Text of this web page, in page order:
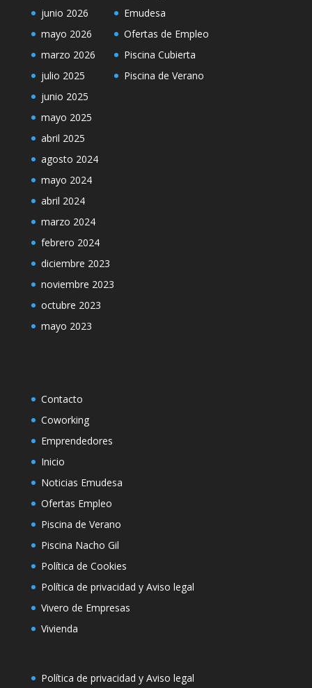
junio 2026
mayo 2026
marzo 2026
julio 2025
junio 2025
mayo 2025
abril 2025
agosto 2024
mayo 2024
abril 2024
marzo 2024
febrero 2024
diciembre 2023
noviembre 2023
octubre 2023
mayo 2023
Emudesa
Ofertas de Empleo
Piscina Cubierta
Piscina de Verano
Contacto
Coworking
Emprendedores
Inicio
Noticias Emudesa
Ofertas Empleo
Piscina de Verano
Piscina Nacho Gil
Política de Cookies
Política de privacidad y Aviso legal
Vivero de Empresas
Vivienda
Política de privacidad y Aviso legal